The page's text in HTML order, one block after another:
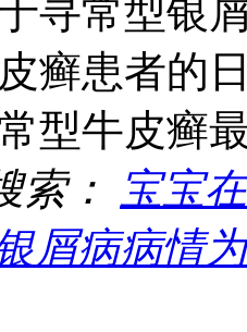
寻常型银
癣患者的
型牛皮癣
索：
宝宝
屑病病情